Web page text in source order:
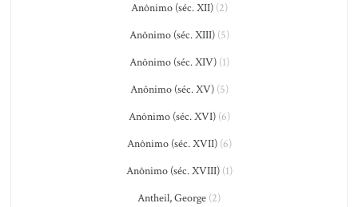
Anônimo (séc. XII)(2)
Anônimo (séc. XIII)(5)
Anônimo (séc. XIV)(1)
Anônimo (séc. XV)(5)
Anônimo (séc. XVI)(6)
Anônimo (séc. XVII)(6)
Anônimo (séc. XVIII)(1)
Antheil, George (2)